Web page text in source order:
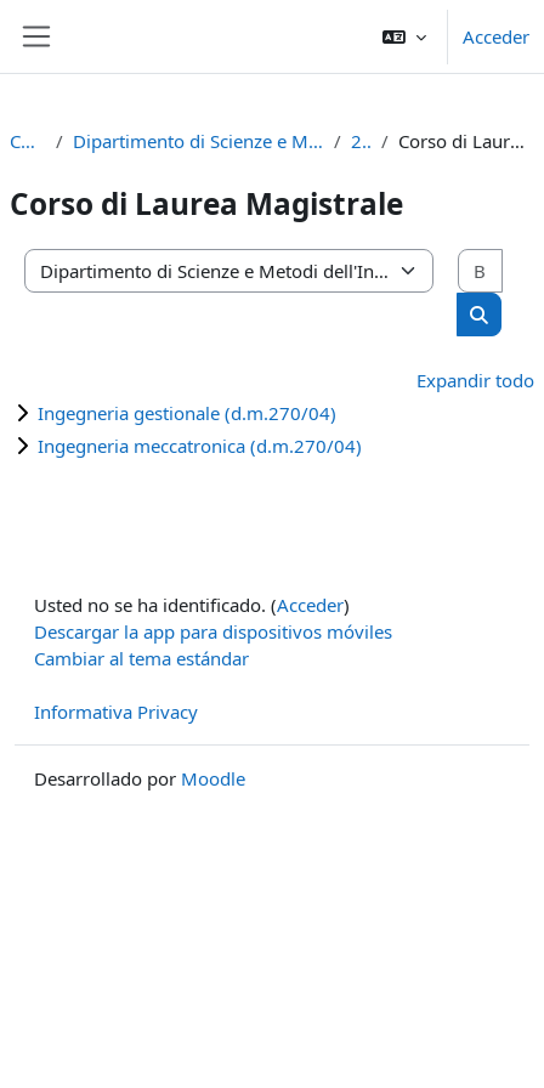
Acceder
Cursos Dipartimento di Scienze e Metodi dell'Ingegneria 2021 Corso di Laurea Magistrale
Corso di Laurea Magistrale
Categorías
Buscar
Expandir todo
Ingegneria gestionale (d.m.270/04)
Ingegneria meccatronica (d.m.270/04)
Usted no se ha identificado. (Acceder)
Descargar la app para dispositivos móviles
Cambiar al tema estándar
Informativa Privacy
Desarrollado por Moodle